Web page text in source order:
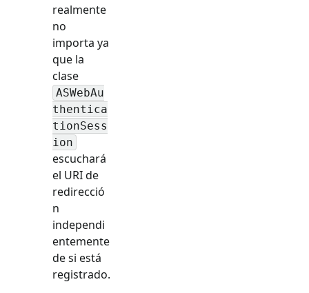
realmente
no
importa ya
que la
clase
ASWebAu
thentica
tionSess
ion
escuchará
el URI de
redirecció
n
independi
entemente
de si está
registrado.